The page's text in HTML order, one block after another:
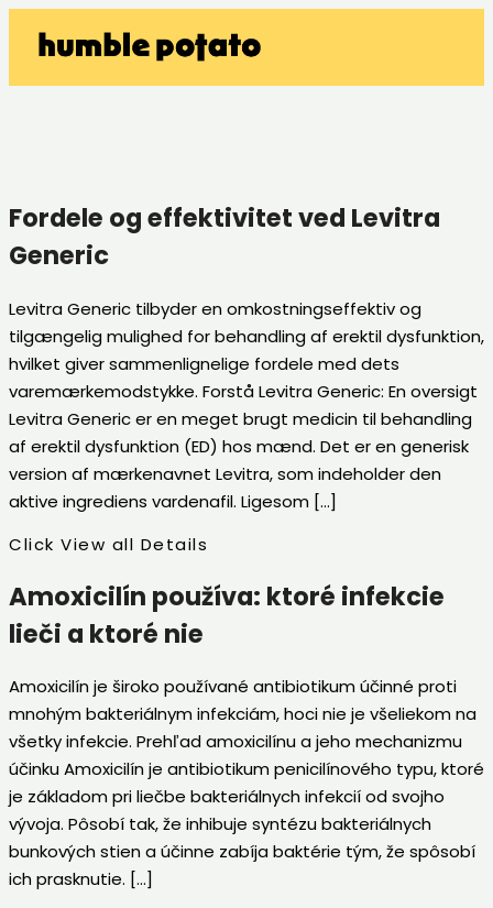
Fordele og effektivitet ved Levitra
Generic
Levitra Generic tilbyder en omkostningseffektiv og
tilgængelig mulighed for behandling af erektil dysfunktion,
hvilket giver sammenlignelige fordele med dets
varemærkemodstykke. Forstå Levitra Generic: En oversigt
Levitra Generic er en meget brugt medicin til behandling
af erektil dysfunktion (ED) hos mænd. Det er en generisk
version af mærkenavnet Levitra, som indeholder den
aktive ingrediens vardenafil. Ligesom […]
Click View all Details
Amoxicilín používa: ktoré infekcie
lieči a ktoré nie
Amoxicilín je široko používané antibiotikum účinné proti
mnohým bakteriálnym infekciám, hoci nie je všeliekom na
všetky infekcie. Prehľad amoxicilínu a jeho mechanizmu
účinku Amoxicilín je antibiotikum penicilínového typu, ktoré
je základom pri liečbe bakteriálnych infekcií od svojho
vývoja. Pôsobí tak, že inhibuje syntézu bakteriálnych
bunkových stien a účinne zabíja baktérie tým, že spôsobí
ich prasknutie. […]